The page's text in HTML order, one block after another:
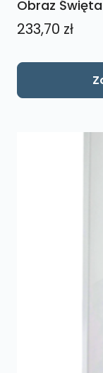
Obraz
233,70 zł